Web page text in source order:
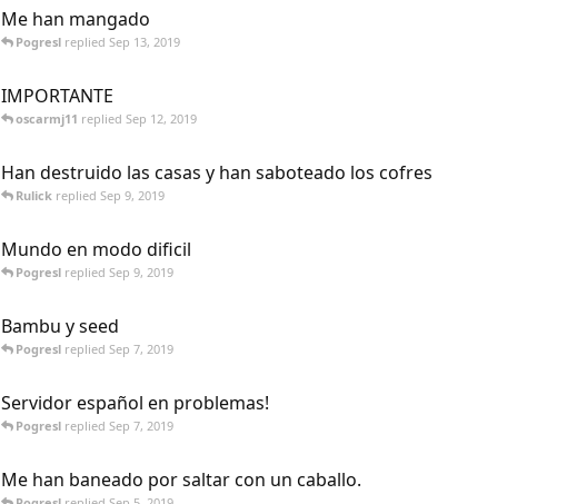
Me han mangado
Pogresl replied Sep 13, 2019
IMPORTANTE
oscarmj11 replied Sep 12, 2019
Han destruido las casas y han saboteado los cofres
Rulick replied Sep 9, 2019
Mundo en modo dificil
Pogresl replied Sep 9, 2019
Bambu y seed
Pogresl replied Sep 7, 2019
Servidor español en problemas!
Pogresl replied Sep 7, 2019
Me han baneado por saltar con un caballo.